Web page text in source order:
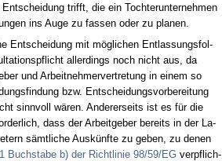
trifft, die ein Toch­ter­un­ter­neh­men
ins Au­ge zu fas­sen oder zu pla­nen.
Ent­schei­dung mit mögli­chen Ent­las­sungs­fol­
al­ler­dings noch nicht aus, da
und Ar­beit­neh­mer­ver­tre­tung in ei­nem so
bzw. Ent­schei­dungs­vor­be­rei­tung
sinn­voll wären. An­de­rer­seits ist es für die
dass der Ar­beit­ge­ber be­reits in der La­
sämt­li­che Auskünf­te zu ge­ben, zu de­nen
Buch­sta­be b) der Richt­li­nie 98/59/EGver­pflich­